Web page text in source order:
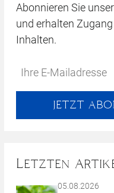
eine
Abonnieren Sie
und erhalten
Inhalten.
Do
*Ihre
Mailadresse:
JETZT
Letzten
05.08.2026